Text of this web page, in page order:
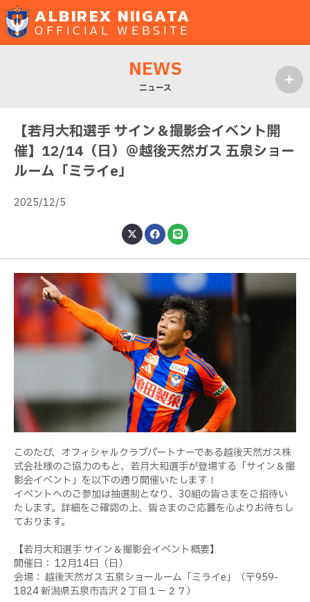
ALBIREX NIIGATA
OFFICIAL WEBSITE
NEWS
ニュース
【若月大和選手 サイン＆撮影会イベント開
催】12/14（日）＠越後天然ガス 五泉ショー
ルーム「ミライe」
2025/12/5
このたび、オフィシャルクラブパートナーである越後天然ガス株
式会社様のご協力のもと、若月大和選手が登場する「サイン＆撮
影会イベント」を以下の通り開催いたします！
イベントへのご参加は抽選制となり、30組の皆さまをご招待い
たします。詳細をご確認の上、皆さまのご応募を心よりお待ちし
ております。
【若月大和選手 サイン＆撮影会イベント概要】
開催日： 12月14日（日）
会場： 越後天然ガス 五泉ショールーム「ミライe」（〒959-
1824 新潟県五泉市吉沢２丁目１−２７）